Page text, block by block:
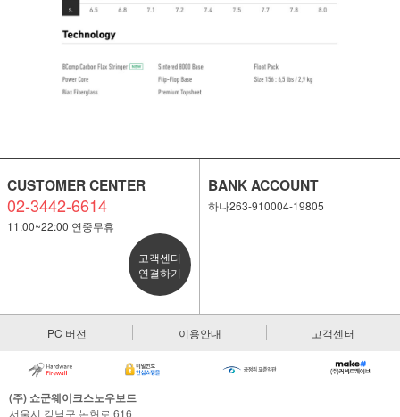
CUSTOMER CENTER
02-3442-6614
11:00~22:00 연중무휴
고객센터
연결하기
BANK ACCOUNT
하나263-910004-19805
PC 버전 이용안내 고객센터
(주) 쇼군웨이크스노우보드
서울시 강남구 논현로 616